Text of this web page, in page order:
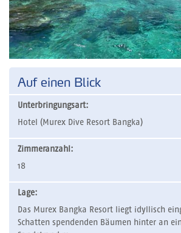
Auf einen Blick
Unterbringungsart:
Hotel (Murex Dive Resort Bangka)
Zimmeranzahl:
18
Lage:
Das Murex Bangka Resort liegt idyllisch
Schatten spendenden Bäumen hinter an